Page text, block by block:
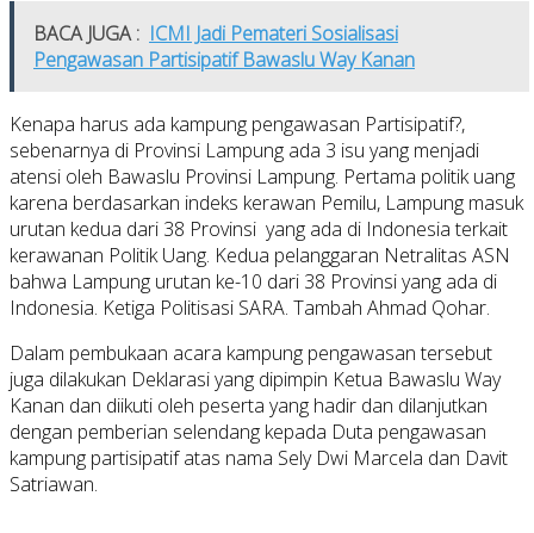
BACA JUGA : ICMI Jadi Pemateri Sosialisasi
Pengawasan Partisipatif Bawaslu Way Kanan
Kenapa harus ada kampung pengawasan Partisipatif?,
sebenarnya di Provinsi Lampung ada 3 isu yang menjadi
atensi oleh Bawaslu Provinsi Lampung. Pertama politik uang
karena berdasarkan indeks kerawan Pemilu, Lampung masuk
urutan kedua dari 38 Provinsi yang ada di Indonesia terkait
kerawanan Politik Uang. Kedua pelanggaran Netralitas ASN
bahwa Lampung urutan ke-10 dari 38 Provinsi yang ada di
Indonesia. Ketiga Politisasi SARA. Tambah Ahmad Qohar.
Dalam pembukaan acara kampung pengawasan tersebut
juga dilakukan Deklarasi yang dipimpin Ketua Bawaslu Way
Kanan dan diikuti oleh peserta yang hadir dan dilanjutkan
dengan pemberian selendang kepada Duta pengawasan
kampung partisipatif atas nama Sely Dwi Marcela dan Davit
Satriawan.